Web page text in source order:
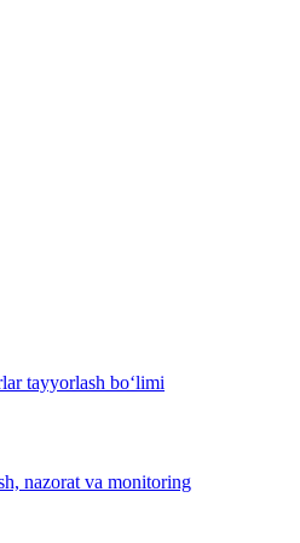
tayyorlash bo‘limi
nazorat va monitoring